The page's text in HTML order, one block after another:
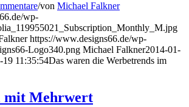
/von Michael Falkner
wp-
https://www.designs66.de/wp-
Logo340.png Michael Falkner2014-01-
19 11:35:54Das waren die Werbetrends im
mit Mehrwert